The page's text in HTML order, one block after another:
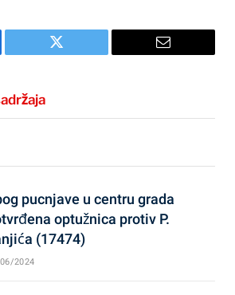
Twitter Email
pucnjave u centru grada
optužnica protiv P.
(17474)
2024